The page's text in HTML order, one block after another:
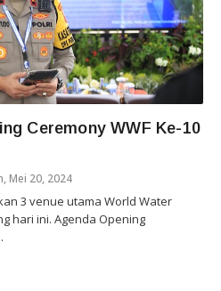
Ceremony WWF Ke-10
Mei 20, 2024
3 venue utama World Water
hari ini. Agenda Opening